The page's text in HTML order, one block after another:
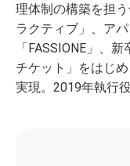
理体制の構築を担
ラクティブ」、ア
「FASSIONE」、
チケット」をはじ
実現。2019年執行役